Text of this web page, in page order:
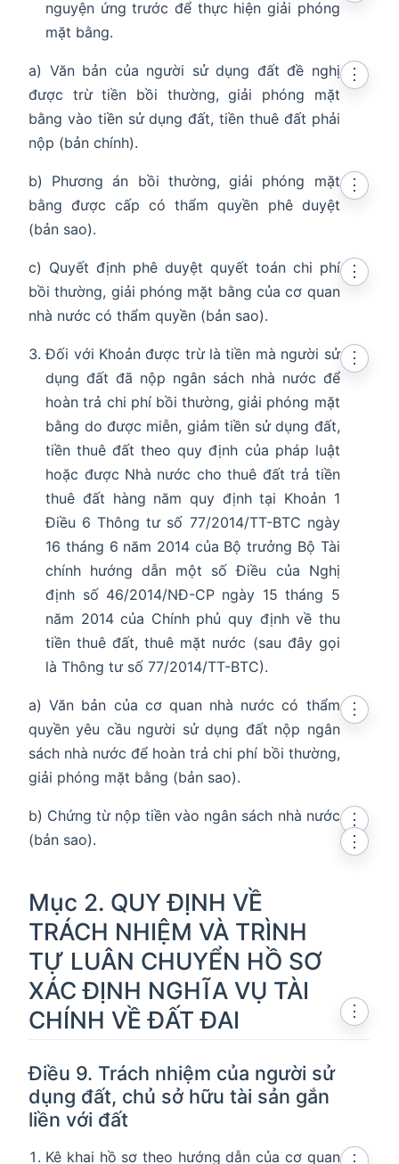
nguyện ứng trước để thực hiện giải phóng
mặt bằng.
a) Văn bản của người sử dụng đất đề nghị
được trừ tiền bồi thường, giải phóng mặt
bằng vào tiền sử dụng đất, tiền thuê đất phải
nộp (bản chính).
⋮
b) Phương án bồi thường, giải phóng mặt
bằng được cấp có thẩm quyền phê duyệt
(bản sao).
⋮
c) Quyết định phê duyệt quyết toán chi phí
bồi thường, giải phóng mặt bằng của cơ quan
nhà nước có thẩm quyền (bản sao).
⋮
Đối với Khoản được trừ là tiền mà người sử
dụng đất đã nộp ngân sách nhà nước để
hoàn trả chi phí bồi thường, giải phóng mặt
bằng do được miễn, giảm tiền sử dụng đất,
tiền thuê đất theo quy định của pháp luật
hoặc được Nhà nước cho thuê đất trả tiền
thuê đất hàng năm quy định tại Khoản 1
Điều 6 Thông tư số 77/2014/TT-BTC ngày
16 tháng 6 năm 2014 của Bộ trưởng Bộ Tài
chính hướng dẫn một số Điều của Nghị
định số 46/2014/NĐ-CP ngày 15 tháng 5
năm 2014 của Chính phủ quy định về thu
tiền thuê đất, thuê mặt nước (sau đây gọi
là Thông tư số 77/2014/TT-BTC).
⋮
a) Văn bản của cơ quan nhà nước có thẩm
quyền yêu cầu người sử dụng đất nộp ngân
sách nhà nước để hoàn trả chi phí bồi thường,
giải phóng mặt bằng (bản sao).
⋮
b) Chứng từ nộp tiền vào ngân sách nhà nước
(bản sao).
⋮
Mục 2. QUY ĐỊNH VỀ
TRÁCH NHIỆM VÀ TRÌNH
TỰ LUÂN CHUYỂN HỒ SƠ
XÁC ĐỊNH NGHĨA VỤ TÀI
CHÍNH VỀ ĐẤT ĐAI
⋮
Điều 9. Trách nhiệm của người sử
dụng đất, chủ sở hữu tài sản gắn
liền với đất
⋮
Kê khai hồ sơ theo hướng dẫn của cơ quan
⋮